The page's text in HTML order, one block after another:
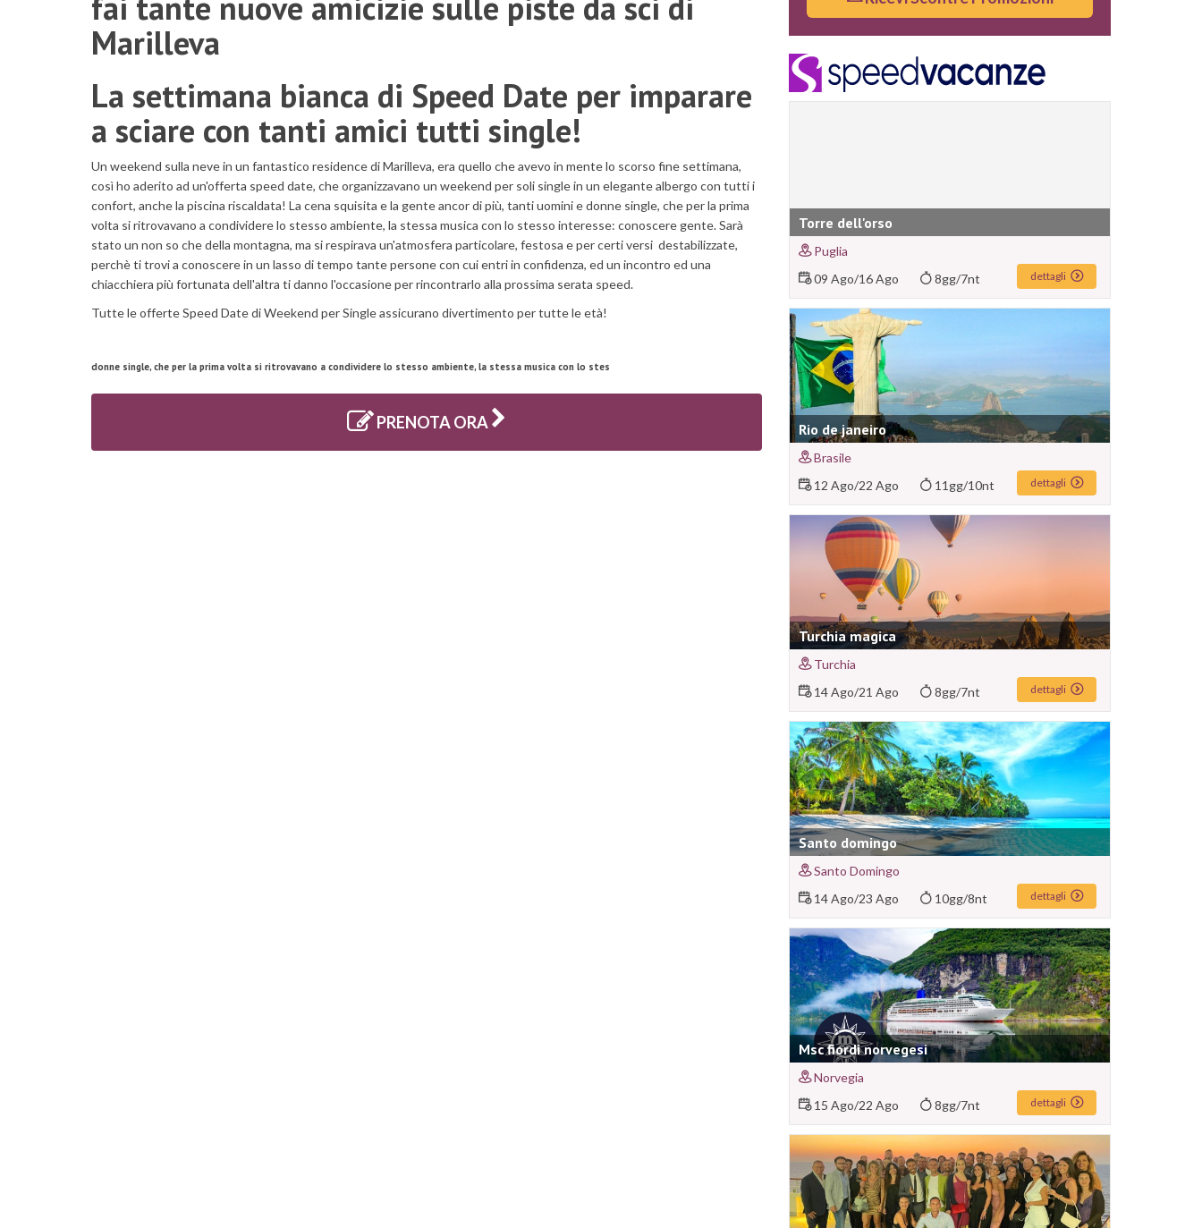
Marilleva
La settimana bianca di Speed Date per imparare
a sciare con tanti amici tutti single!
Un weekend sulla neve in un fantastico residence di Marilleva, era quello che avevo in mente lo scorso fine settimana,
così ho aderito ad un'offerta speed date, che organizzavano un weekend per soli single in un elegante albergo con tutti i
confort, anche la piscina riscaldata! La cena squisita e la gente ancor di più, tanti uomini e donne single, che per la prima
volta si ritrovavano a condividere lo stesso ambiente, la stessa musica con lo stesso interesse: conoscere gente. Sarà
stato un non so che della montagna, ma si respirava un'atmosfera particolare, festosa e per certi versi destabilizzate,
perchè ti trovi a conoscere in un lasso di tempo tante persone con cui entri in confidenza, ed un incontro ed una
chiacchiera più fortunata dell'altra ti danno l'occasione per rincontrarlo alla prossima serata speed.
Tutte le offerte Speed Date di Weekend per Single assicurano divertimento per tutte le età!
donne single, che per la prima volta si ritrovavano a condividere lo stesso ambiente, la stessa musica con lo stes
PRENOTA ORA
Torre dell'orso
Puglia
09 Ago/16 Ago 8gg/7nt dettagli
Rio de janeiro
Brasile
12 Ago/22 Ago 11gg/10nt dettagli
Turchia magica
Turchia
14 Ago/21 Ago 8gg/7nt dettagli
Santo domingo
Santo Domingo
14 Ago/23 Ago 10gg/8nt dettagli
Msc fiordi norvegesi
Norvegia
15 Ago/22 Ago 8gg/7nt dettagli